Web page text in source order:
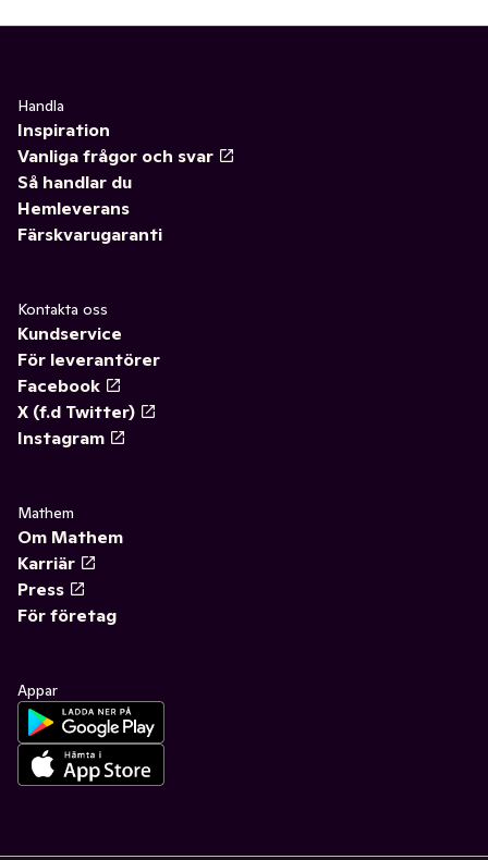
Handla
Inspiration
Vanliga frågor och svar
Så handlar du
Hemleverans
Färskvarugaranti
Kontakta oss
Kundservice
För leverantörer
Facebook
X (f.d Twitter)
Instagram
Mathem
Om Mathem
Karriär
Press
För företag
Appar